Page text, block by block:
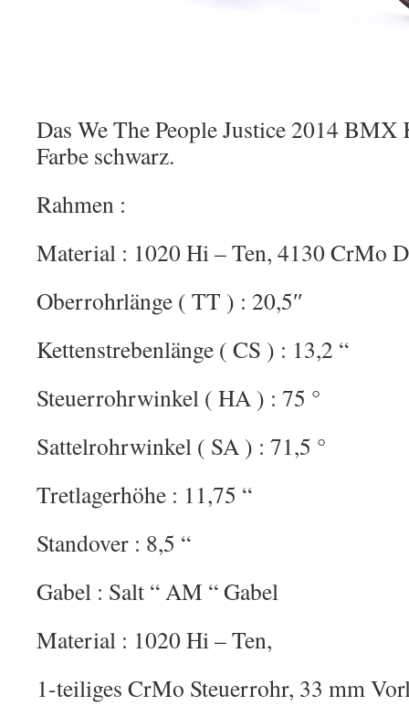
Das We The People Justice 2014
Farbe schwarz.
Rahmen :
Material : 1020 Hi – Ten, 4130 CrMo
Oberrohrlänge ( TT ) : 20,5″
Kettenstrebenlänge ( CS ) : 13,2 “
Steuerrohrwinkel ( HA ) : 75 °
Sattelrohrwinkel ( SA ) : 71,5 °
Tretlagerhöhe : 11,75 “
Standover : 8,5 “
Gabel : Salt “ AM “ Gabel
Material : 1020 Hi – Ten,
1-teiliges CrMo Steuerrohr, 33 mm